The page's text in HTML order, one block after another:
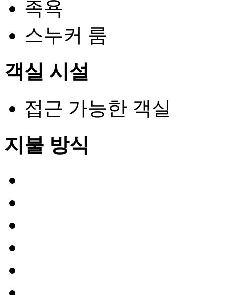
족욕
스누커 룸
객실 시설
접근 가능한 객실
지불 방식